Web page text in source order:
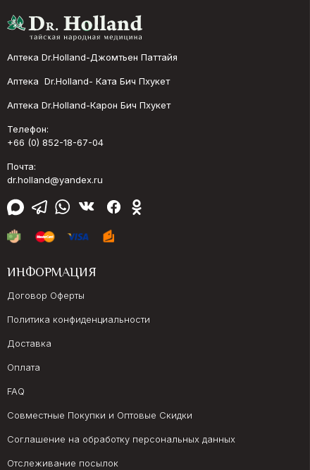
Аптека Dr.Holland-Джомтьен Паттайя
Аптека Dr.Holland- Ката Бич Пхукет
Аптека Dr.Holland-Карон Бич Пхукет
Телефон:
+66 (0) 852-18-67-04
Почта:
dr.holland@yandex.ru
ИНФОРМАЦИЯ
Договор Оферты
Политика конфиденциальности
Доставка
Оплата
FAQ
Совместные Покупки и Оптовые Скидки
Соглашение на обработку персональных данных
Отслеживание посылок